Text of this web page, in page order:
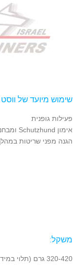
שימוש מיועד של ווסט
פעילות גופנית
אימון Schutzhund ומבחני IPO
הגנה מפני שריטות
משקל: